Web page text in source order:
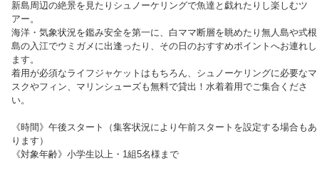
新島周辺の絶景を見たりシュノーケリングで魚達と戯れたりし楽しむツ
アー。
海洋・気象状況を鑑み安全を第一に、白ママ断層を眺めたり無人島や式根
島の入江でウミガメに出逢ったり、その日のおすすめポイントへお連れし
ます。
着用が必須なライフジャケットはもちろん、シュノーケリングに必要なマ
スクやフィン、マリンシューズも無料で貸出！水着着用でご集合くださ
い。
《時間》午後スタート（集客状況により午前スタートを設定する場合もあ
ります）
《対象年齢》小学生以上・1組5名様まで